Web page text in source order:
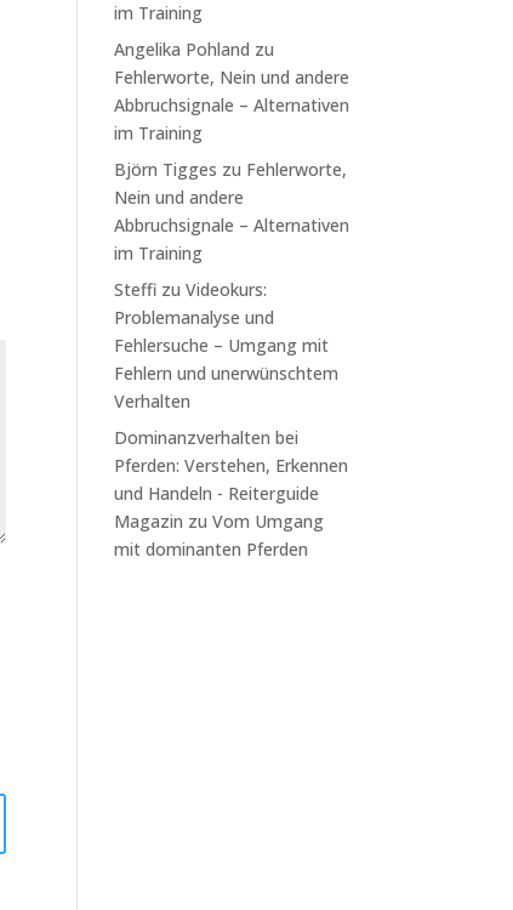
im Training
Angelika Pohland zu
Fehlerworte, Nein und andere
Abbruchsignale – Alternativen
im Training
Björn Tigges zu Fehlerworte,
Nein und andere
Abbruchsignale – Alternativen
im Training
Steffi zuVideokurs:
Problemanalyse und
Fehlersuche – Umgang mit
Fehlern und unerwünschtem
Verhalten
Dominanzverhalten bei
Pferden: Verstehen, Erkennen
und Handeln - Reiterguide
Magazin zuVom Umgang
mit dominanten Pferden